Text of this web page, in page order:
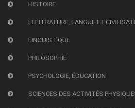
HISTOIRE
LITTÉRATURE, LANGUE ET
LINGUISTIQUE
PHILOSOPHIE
PSYCHOLOGIE, ÉDUCATION
SCIENCES DES ACTIVITÉS